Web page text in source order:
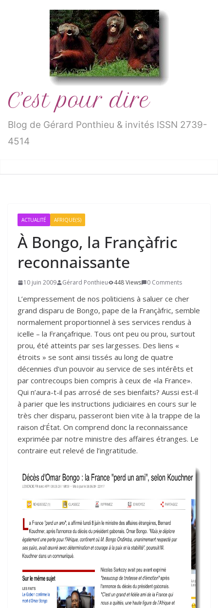
C’est pour dire
Blog de Gérard Ponthieu & invités ISSN 2739-
4514
ACTUALITÉ AFRIQUE(S)
À Bongo, la Françàfric
reconnaissante
10 juin 2009 Gérard Ponthieu 448 Views 0 Comments
L’empressement de nos politiciens à saluer ce cher
grand disparu de Bongo, pape de la Françàfric, semble
normalement proportionnel à ses services rendus à
icelle – la Françafrique. Tous ont peu ou prou, surtout
prou, été atteints par ses largesses. Des liens «
étroits » se sont ainsi tissés au long de quatre
décennies d'un pouvoir au service de ses intérêts et
par contrecoups bien compris à ceux de «la France».
Qui n’aura-t-il pas arrosé de ses bienfaits? Aussi est-il
à parier que les instructions judiciaires en cours sur le
très cher disparu, passeront bien vite à la trappe de la
raison d’État. On comprend donc la reconnaissance
exprimée par notre ministre des affaires étranges. Le
contraire eut relevé de l’ingratitude.